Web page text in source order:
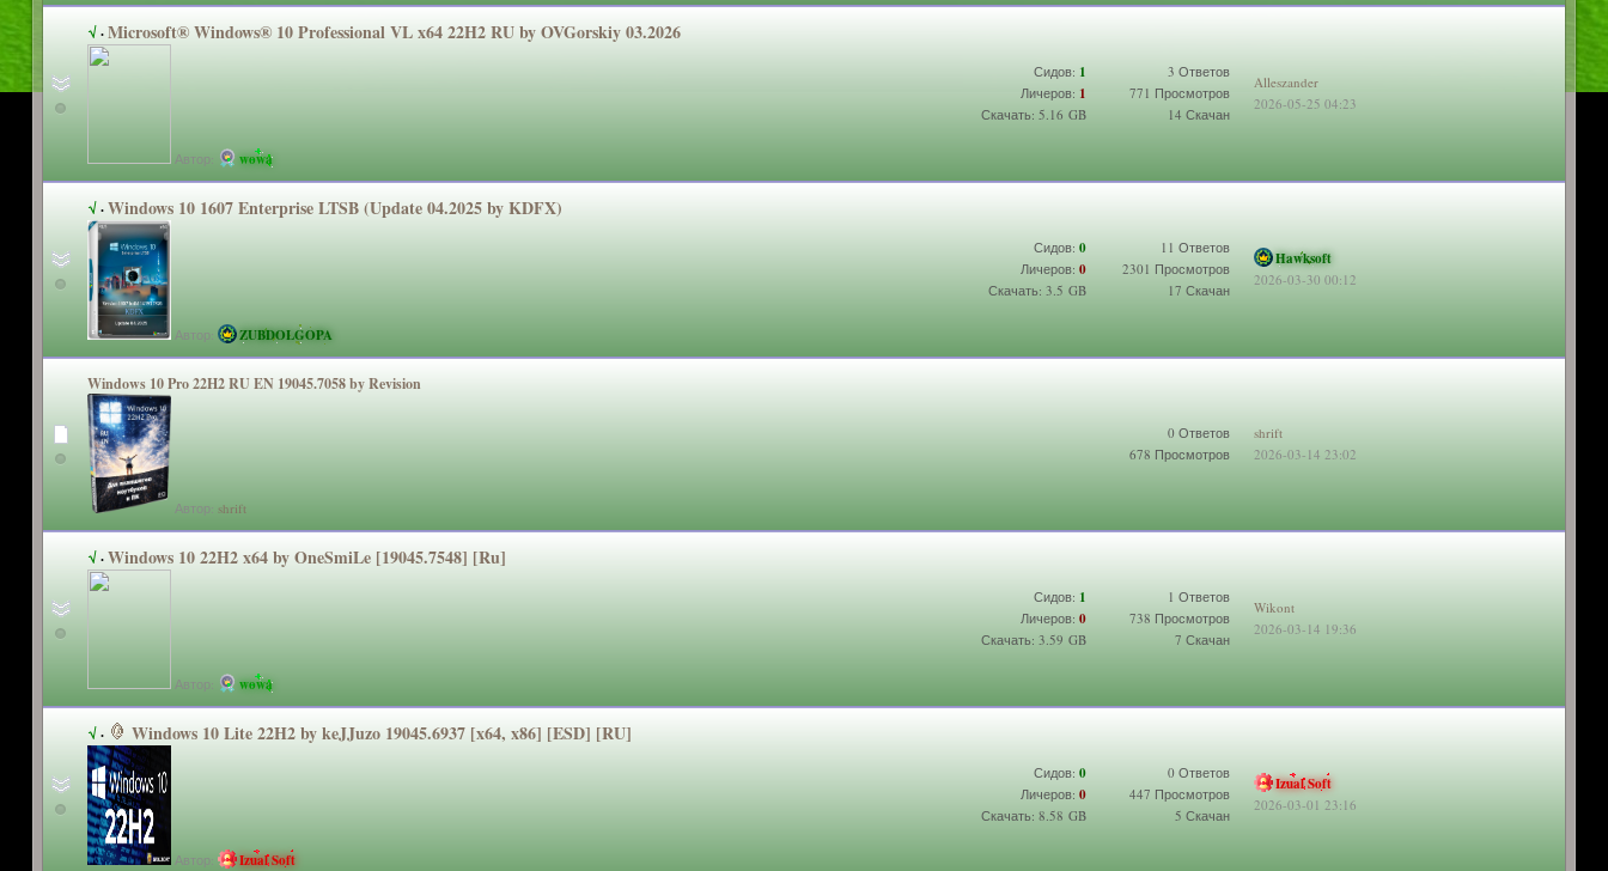
√·Microsoft® Windows® 10 ProfessionalVL x64 22H2 RU by OVGorskiy 03.2026
Автор: wowa
Сидов: 1
Личеров: 1
Скачать: 5.16 GB
3 Ответов
771 Просмотров
14 Скачан
Alleszander
2026-05-25 04:23
√·Windows 10 1607 Enterprise LTSB (Update 04.2025 by KDFX)
Автор: ZUBDOLGOPA
Сидов: 0
Личеров: 0
Скачать: 3.5 GB
11 Ответов
2301 Просмотров
17 Скачан
Hawksoft
2026-03-30 00:12
Windows 10 Pro 22H2 RU EN 19045.7058 by Revision
Автор: shrift
0 Ответов
678 Просмотров
shrift
2026-03-14 23:02
√·Windows 10 22H2 x64 by OneSmiLe [19045.7548] [Ru]
Автор: wowa
Сидов: 1
Личеров: 0
Скачать: 3.59 GB
1 Ответов
738 Просмотров
7 Скачан
Wikont
2026-03-14 19:36
√· Windows 10 Lite 22H2 by keJJuzo 19045.6937 [x64, x86] [ESD] [RU]
Автор: Izual Soft
Сидов: 0
Личеров: 0
Скачать: 8.58 GB
0 Ответов
447 Просмотров
5 Скачан
Izual Soft
2026-03-01 23:16